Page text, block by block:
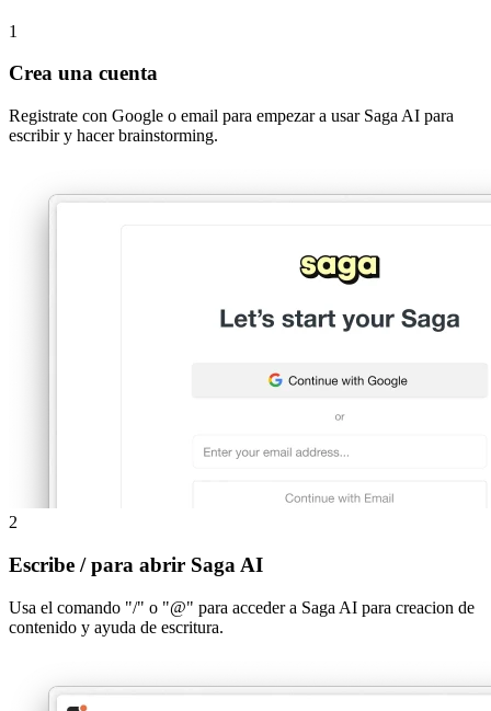
1
Crea una cuenta
Registrate con Google o email para empezar a usar Saga AI para
escribir y hacer brainstorming.
2
Escribe / para abrir Saga AI
Usa el comando "/" o "@" para acceder a Saga AI para creacion de
contenido y ayuda de escritura.